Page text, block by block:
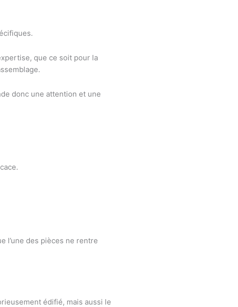
que ce soit pour la
donc une attention et une
l’une des pièces ne rentre
édifié, mais aussi le